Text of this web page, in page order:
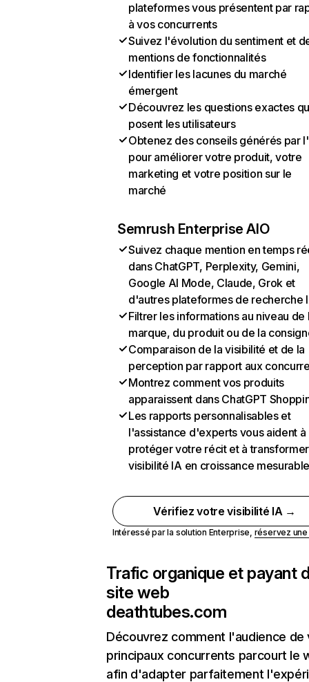
plateformes vous présentent par
à vos concurrents
Suivez l'évolution du sentiment et
mentions de fonctionnalités
Identifier les lacunes du marché
émergent
Découvrez les questions exactes
posent les utilisateurs
Obtenez des conseils générés par
pour améliorer votre produit, votre
marketing et votre position sur le
marché
Semrush Enterprise AIO
Suivez chaque mention en temps
dans ChatGPT, Perplexity, Gemini,
Google AI Mode, Claude, Grok et
d'autres plateformes de recherche
Filtrer les informations au niveau de
marque, du produit ou de la
Comparaison de la visibilité et de la
perception par rapport aux
Montrez comment vos produits
apparaissent dans ChatGPT
Les rapports personnalisables et
l'assistance d'experts vous aident à
protéger votre récit et à
visibilité IA en croissance
Vérifiez votre visibilité IA →
Intéressé par la solution Enterprise, réservez
Trafic organique et payant
site web
deathtubes.com
Découvrez comment l'audience de
principaux concurrents parcourt le
afin d'adapter parfaitement